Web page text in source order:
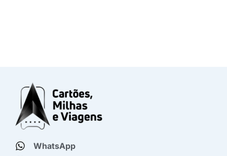
WhatsApp